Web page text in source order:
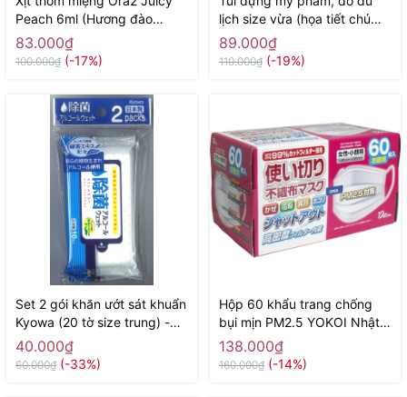
Peach 6ml (Hương đào
mọng nước) - Hàng Nhật
chính hãng
83.000₫
100.000₫ (-17%)
lịch size vừa (họa tiết chú
sóc) - Hàng Nhật nội địa
89.000₫
110.000₫ (-19%)
Set 2 gói khăn ướt sát khuẩn
Kyowa (20 tờ size trung) -
Hàng Nhật nội địa
40.000₫
60.000₫ (-33%)
Hộp 60 khẩu trang chống
bụi mịn PM2.5 YOKOI Nhật
Bản (size nữ, trẻ em) - Hàng
Nhật nội địa
138.000₫
160.000₫ (-14%)